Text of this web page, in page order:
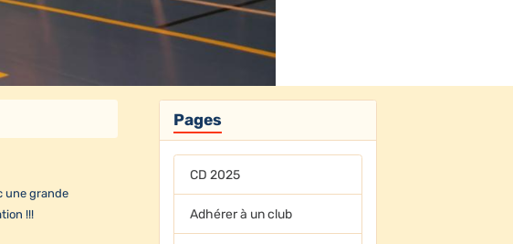
une grande
!!!
Pages
CD 2025
Adhérer à un club